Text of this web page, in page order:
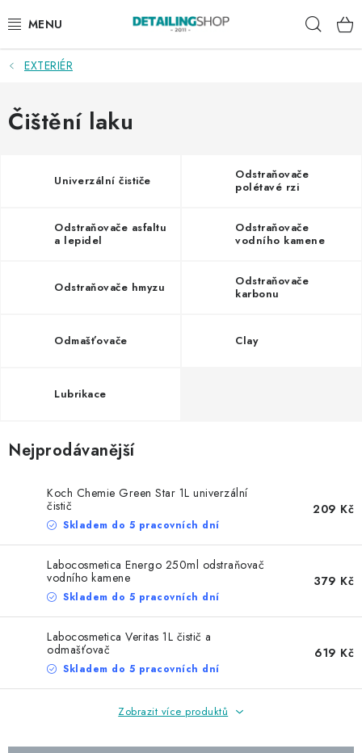
na
AKCE
NOVINKY
PŘÍSLUŠENSTVÍ
DÁRKOVÉ SADY A POUKAZY
PRODÁVANÉ ZNAČKY
BYDLENÍ
Věrnostní program
Všeobecné obchodní podmínky
Podmínky ochrany osobních údajů
Mapa serveru
EXTERIÉR
Čištění laku
Univerzální čističe
Odstraňovače
polétavé rzi
Odstraňovače asfaltu
a lepidel
Odstraňovače
vodního kamene
Odstraňovače hmyzu
Odstraňovače
karbonu
Odmašťovače Clay
Lubrikace
Nejprodávanější
Koch Chemie Green Star 1L univerzální
čistič
Skladem do 5 pracovních dní
209 Kč
Labocosmetica Energo 250ml odstraňovač
vodního kamene
Skladem do 5 pracovních dní
379 Kč
Labocosmetica Veritas 1L čistič a
odmašťovač
Skladem do 5 pracovních dní
619 Kč
Zobrazit více produktů